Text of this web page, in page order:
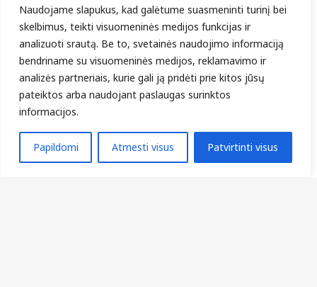
Naudojame slapukus, kad galėtume suasmeninti turinį bei
skelbimus, teikti visuomeninės medijos funkcijas ir
analizuoti srautą. Be to, svetainės naudojimo informaciją
bendriname su visuomeninės medijos, reklamavimo ir
analizės partneriais, kurie gali ją pridėti prie kitos jūsų
pateiktos arba naudojant paslaugas surinktos
informacijos.
Papildomi Atmesti visus Patvirtinti visus
Prasmės reikšmė kančioje
1 2 3 4 5